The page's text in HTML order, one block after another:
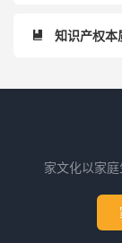
 知识产权本
家文化以家